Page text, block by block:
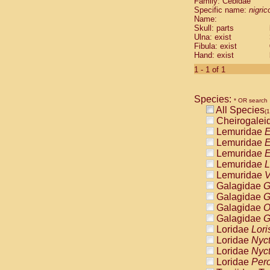
Cebidae
Cebidae
Cebidae
Cebidae
Cebidae
Cebidae
Cebidae
Cebidae
Cebidae
Cebidae
Cebidae
Cebidae
Atelidae
Atelidae
Atelidae
Atelidae
Atelidae
Atelidae
Atelidae
Atelidae
Atelidae
Atelidae
Pitheciidae
Specific name:
Name:
Skull: parts
Ulna: exist
Fibula: exist
Hand: exist
1 - 1 of 1
Species: * OR search
All Species
Lemuridae
Lemuridae
Lemuridae
Lemuridae
Lemuridae
Galagidae
Galagidae
Galagidae
Galagidae
Loridae
Loridae
Loridae
Loridae